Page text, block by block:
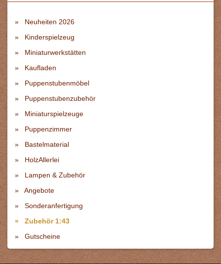
Neuheiten 2026
Kinderspielzeug
Miniaturwerkstätten
Kaufladen
Puppenstubenmöbel
Puppenstubenzubehör
Miniaturspielzeuge
Puppenzimmer
Bastelmaterial
HolzAllerlei
Lampen & Zubehör
Angebote
Sonderanfertigung
Zubehör 1:43
Gutscheine